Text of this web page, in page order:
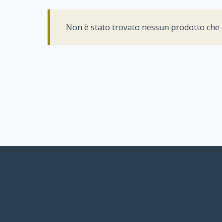
Non è stato trovato nessun prodotto che